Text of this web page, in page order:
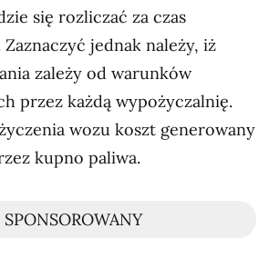
się rozliczać za czas
jednak należy, iż
zależy od warunków
przez każdą wypożyczalnię.
wozu koszt generowany
kupno paliwa.